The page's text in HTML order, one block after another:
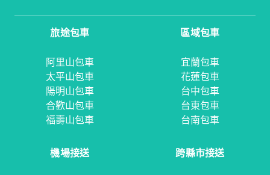
旅途包車
阿里山包車
太平山包車
陽明山包車
合歡山包車
福壽山包車
區域包車
宜蘭包車
花蓮包車
台中包車
台東包車
台南包車
機場接送 跨縣市接送